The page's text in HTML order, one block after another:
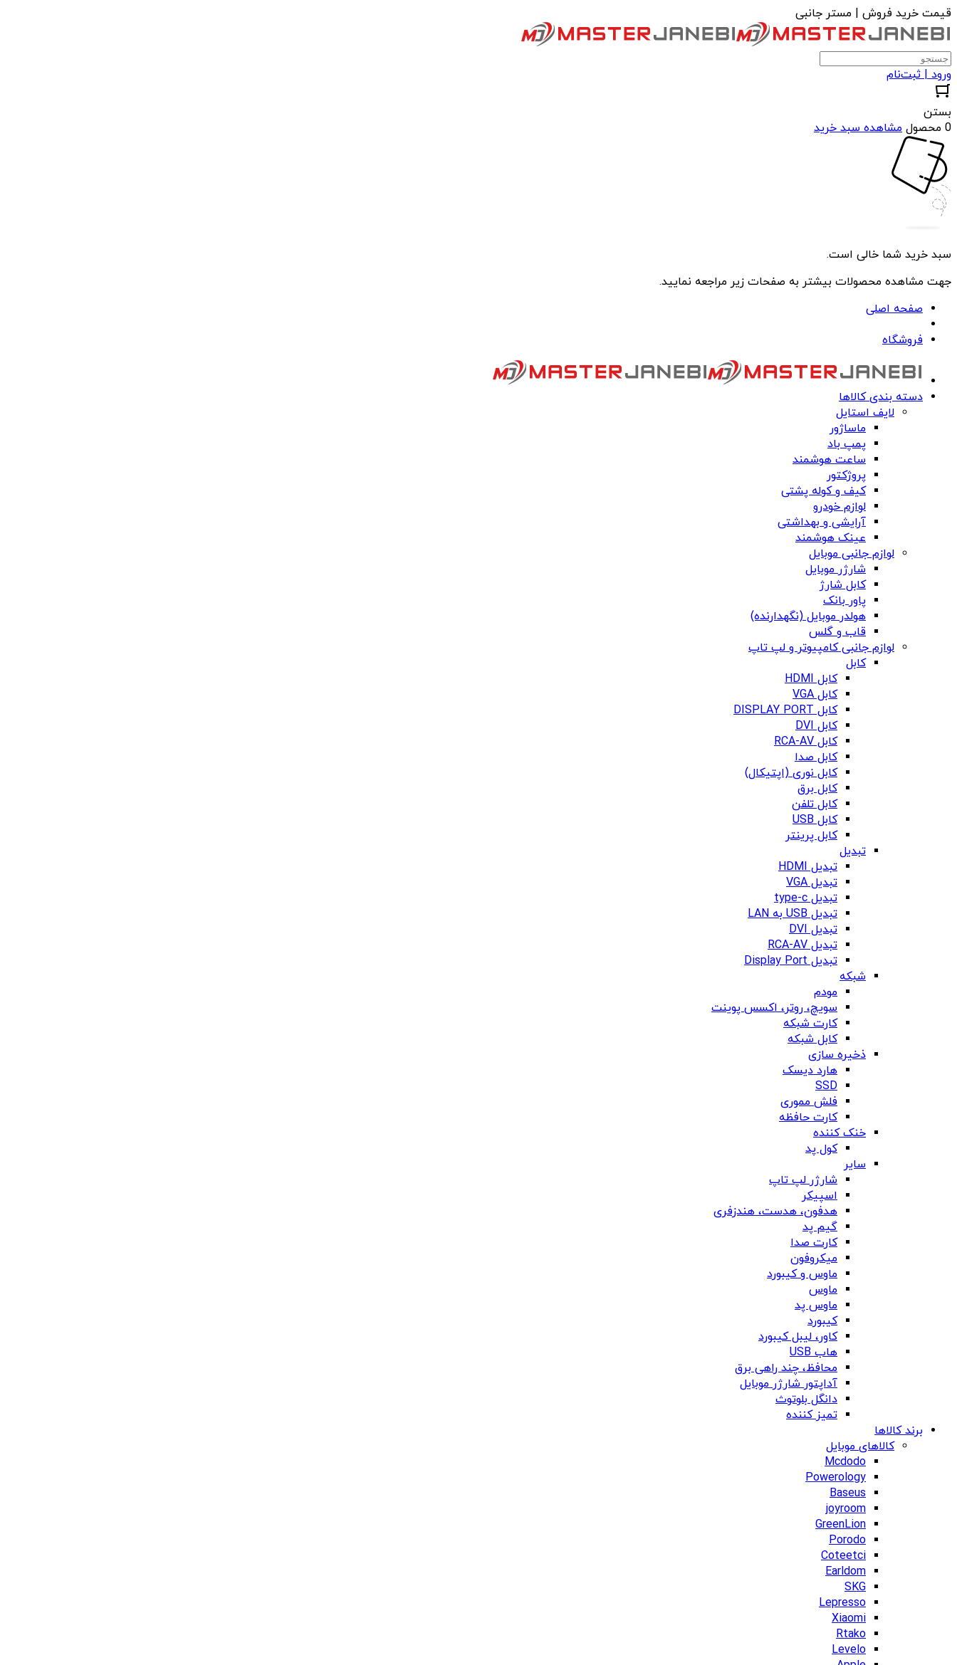
قیمت خرید فروش | مستر جانبی
ورود | ثبت‌نام
بستن
0 محصول
مشاهده سبد خرید
سبد خرید شما خالی است.
جهت مشاهده محصولات بیشتر به صفحات زیر مراجعه نمایید.
صفحه اصلی
فروشگاه
دسته بندی کالاها
لایف استایل
ماساژور
پمپ باد
ساعت هوشمند
پروژکتور
کیف و کوله پشتی
لوازم خودرو
آرایشی و بهداشتی
عینک هوشمند
لوازم جانبی موبایل
شارژر موبایل
کابل شارژ
پاور بانک
هولدر موبایل (نگهدارنده)
قاب و گلس
لوازم جانبی کامپیوتر و لپ تاپ
کابل
کابل HDMI
کابل VGA
کابل DISPLAY PORT
کابل DVI
کابل RCA-AV
کابل صدا
کابل نوری (اپتیکال)
کابل برق
کابل تلفن
کابل USB
کابل پرینتر
تبدیل
تبدیل HDMI
تبدیل VGA
تبدیل type-c
تبدیل USB به LAN
تبدیل DVI
تبدیل RCA-AV
تبدیل Display Port
شبکه
مودم
سویچ، روتر، اکسس پوینت
کارت شبکه
کابل شبکه
ذخیره سازی
هارد دیسک
SSD
فلش مموری
کارت حافظه
خنک کننده
کول پد
سایر
شارژر لپ تاپ
اسپیکر
هدفون، هدست، هندزفری
گیم پد
کارت صدا
میکروفون
ماوس و کیبورد
ماوس
ماوس پد
کیبورد
کاور، لیبل کیبورد
هاب USB
محافظ، چند راهی برق
آداپتور شارژر موبایل
دانگل بلوتوث
تمیز کننده
برند کالاها
کالاهای موبایل
Mcdodo
Powerology
Baseus
joyroom
GreenLion
Porodo
Coteetci
Earldom
SKG
Lepresso
Xiaomi
Rtako
Levelo